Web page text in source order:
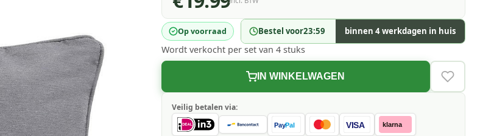
Op voorraad Bestel voor23:59 binnen 4 werkdagen in huis
Wordt verkocht per set van 4 stuks
IN WINKELWAGEN
Veilig betalen via:
PayPal VISA klarna